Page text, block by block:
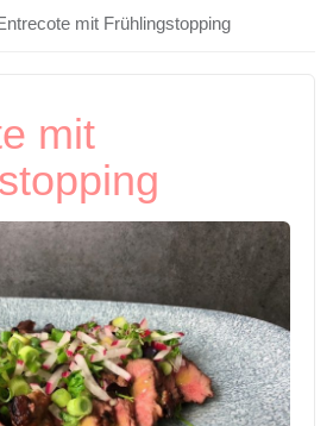
mit Frühlingstopping
mit